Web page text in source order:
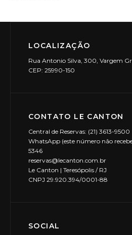
LOCALIZAÇÃO
Rua Antonio Silva, 300, Vargem
CEP: 25990-150
CONTATO LE CANTON
Central de Reservas: (21) 3613-9500
WhatsApp (este número não
5346
reservas@lecanton.com.br
Le Canton | Teresópolis / RJ
CNPJ 29.920.394/0001-88
SOCIAL